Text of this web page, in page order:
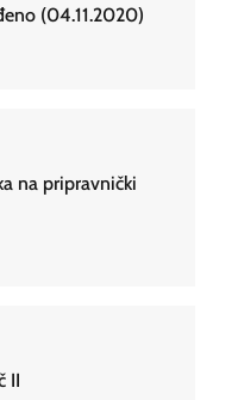
(04.11.2020)
na pripravnički
II